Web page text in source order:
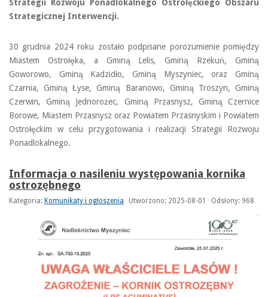
Strategii Rozwoju Ponadlokalnego Ostrołęckiego Obszaru
Strategicznej Interwencji.
30 grudnia 2024 roku zostało podpisane porozumienie pomiędzy
Miastem Ostrołęka, a Gminą Lelis, Gminą Rzekuń, Gminą
Goworowo, Gminą Kadzidło, Gminą Myszyniec, oraz Gminą
Czarnia, Gminą Łyse, Gminą Baranowo, Gminą Troszyn, Gminą
Czerwin, Gminą Jednorożec, Gminą Przasnysz, Gminą Czernice
Borowe, Miastem Przasnysz oraz Powiatem Przasnyskim i Powiatem
Ostrołęckim w celu przygotowania i realizacji Strategii Rozwoju
Ponadlokalnego.
Informacja o nasileniu występowania kornika
ostrozębnego
Kategoria: Komunikaty i ogłoszenia Utworzono: 2025-08-01 Odsłony: 968